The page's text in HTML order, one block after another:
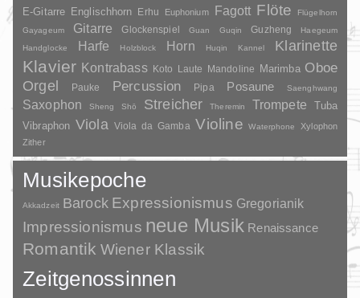
E-Gitarre Englischhorn Erhu Euphonium Fagott Flöte
Flügelhorn
Gayageum
Gitarre Glockenspiel Guan Guqin Guzheng
Haegeum
Handglocke
Harfe Holzblock Horn Huqin Kannel Klarinette
Klavier Kontrabass Koto Laute Mandoline Marimba Oboe
Orgel Pauke Percussion Pipa Posaune Saenghwang
Saxophon Sheng Shō Streicher Theremin Trompete
Tuba
Vibraphon Viola Viola da Gamba Violine Waterphone
Xylophon
Zither
Musikepoche
Akkadzeit Barock Expressionismus Gregorianik
Impressionismus neue Musik Renaissance
Romantik Wiener Klassik
Zeitgenossinnen